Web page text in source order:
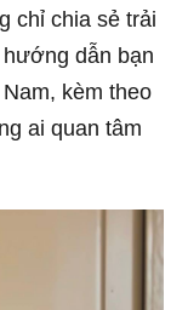
chỉ chia sẻ trải
dẫn bạn
kèm theo
ai quan tâm